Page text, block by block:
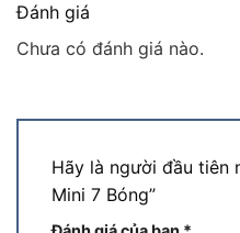
Đánh giá
Chưa có đánh giá nào.
Hãy là người đầu tiên
Mini 7 Bóng”